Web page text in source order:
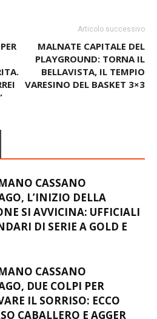
Articolo successivo
MALNATE CAPITALE DEL
PLAYGROUND: TORNA IL
CASSANO
L’INIZIO DELLA
SI AVVICINA: UFFICIALI
DI SERIE A GOLD E
CASSANO
DUE COLPI PER